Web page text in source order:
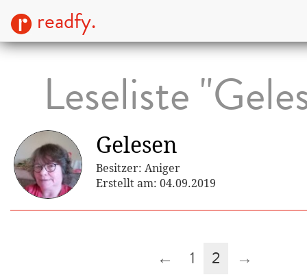
readfy.
Leseliste
Gelesen
Besitzer: Aniger
Erstellt am: 04.09.2019
← 1 2 →